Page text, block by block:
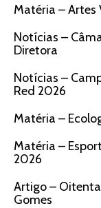
Matéria – Artes
Notícias –
Diretora
Notícias –
Red 2026
Matéria –
Matéria –
2026
Artigo –
Gomes